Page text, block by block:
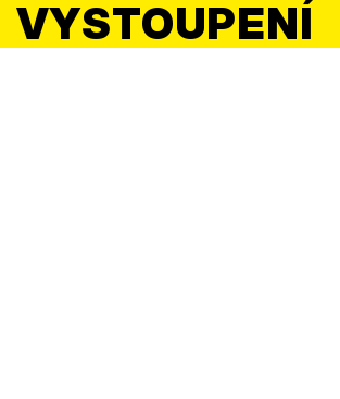
VYSTOUPENÍ